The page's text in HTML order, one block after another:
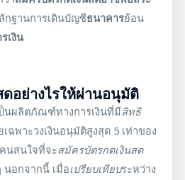
กฐานการเดินบัญชีธนาคารย้อน
เงิน
อย่างไรให้ผ่านอนุมัติ
นผลิตภัณฑ์ทางการเงินที่มีสิทธิ
ฉพาะวงเงินอนุมัติสูงสุด 5 เท่าของ
นสนใจที่จะสมัครบัตรกดเงินสด
นอกจากนี้ เมื่อเปรียบเทียบระหว่าง